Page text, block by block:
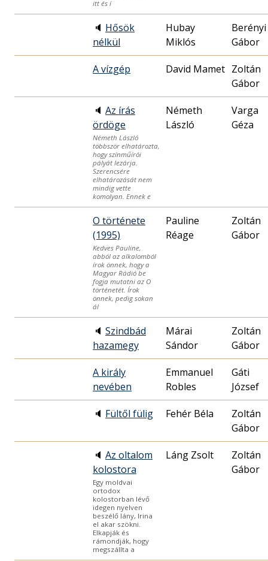
itt és í
🔈 Hősök
nélkül
Hubay
Miklós
Berényi
Gábor
A vízgép David Mamet Zoltán
Gábor
🔈 Az írás
ördöge
Németh László
többször elhatározta,
hogy színműírói
pályát lezárja.
Szerencsére
elhatározását nem
mindig vette
komolyan. Ennek e
Németh
László
Varga
Géza
O története
(1995)
Kedves Pauline,
abból az alkalomból
írok önnek, hogy a
Magyar Rádió be
fogja mutatni az O
történetét. Írok
önnek, pedig sokan
ál
Pauline
Réage
Zoltán
Gábor
🔈 Szindbád
hazamegy
Márai
Sándor
Zoltán
Gábor
A király
nevében
Emmanuel
Robles
Gáti
József
🔈 Fültől fülig Fehér Béla
Zoltán
Gábor
🔈 Az oltalom
kolostora
Egy moldvai
ortodox
kolostorban lévő
idegen nyelven
beszélő lány, Irina
el akar szökni.
Elkapják és
rámondják, hogy
megszállta a
Láng Zsolt
Zoltán
Gábor